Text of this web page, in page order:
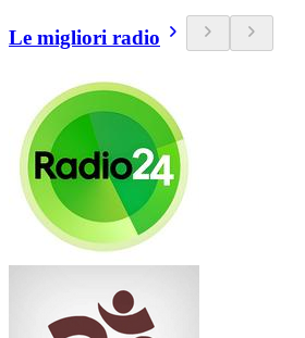
Le migliori radio